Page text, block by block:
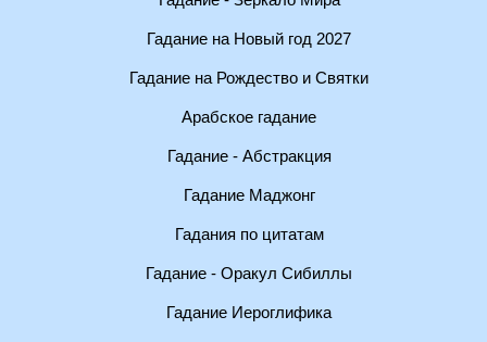
Гадание на Новый год 2027
Гадание на Рождество и Святки
Арабское гадание
Гадание - Абстракция
Гадание Маджонг
Гадания по цитатам
Гадание - Оракул Сибиллы
Гадание Иероглифика